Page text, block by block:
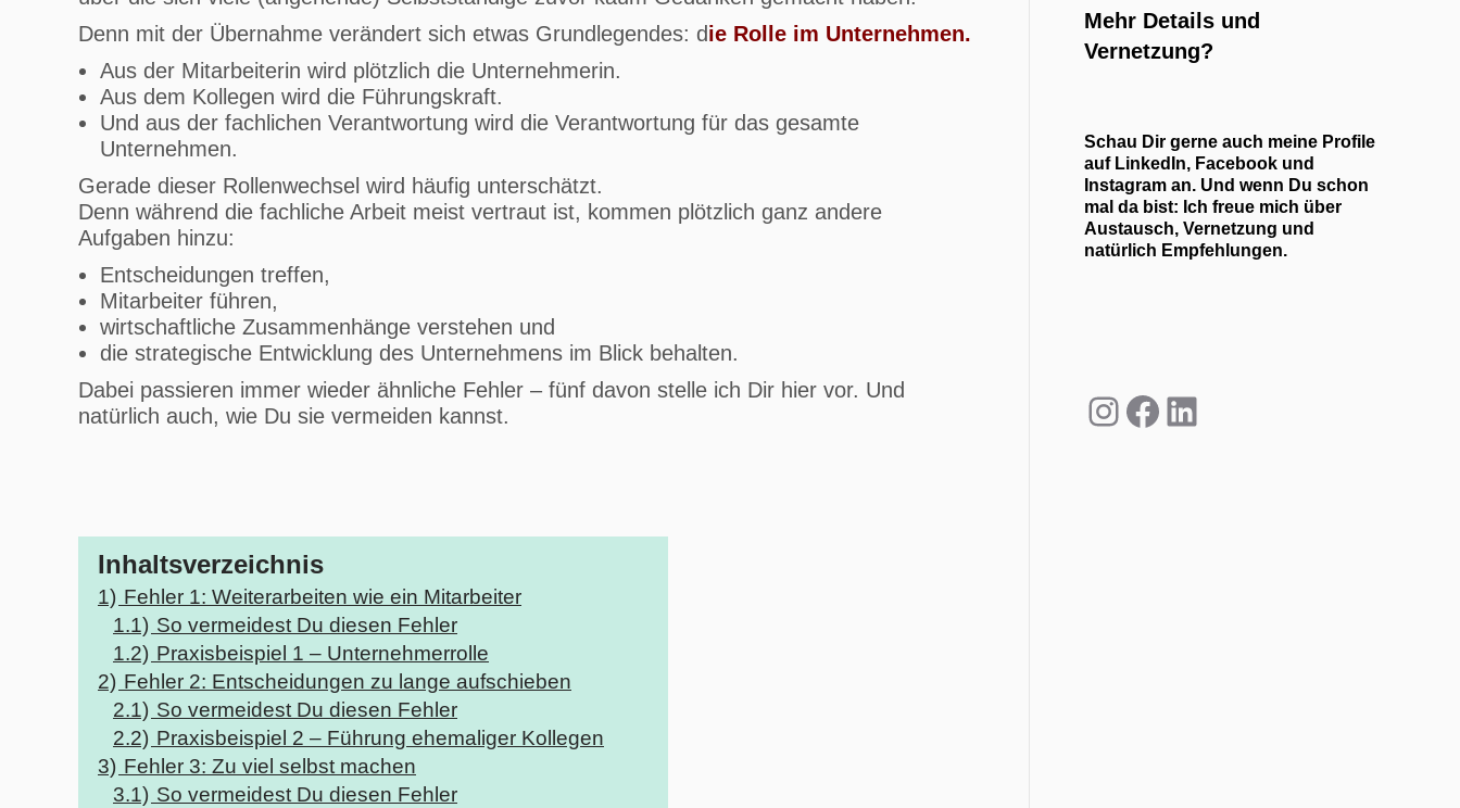
Denn mit der Übernahme verändert sich etwas Grundlegendes: die Rolle im Unternehmen.
Aus der Mitarbeiterin wird plötzlich die Unternehmerin.
Aus dem Kollegen wird die Führungskraft.
Und aus der fachlichen Verantwortung wird die Verantwortung für das gesamte
Unternehmen.
Gerade dieser Rollenwechsel wird häufig unterschätzt.
Denn während die fachliche Arbeit meist vertraut ist, kommen plötzlich ganz andere
Aufgaben hinzu:
Entscheidungen treffen,
Mitarbeiter führen,
wirtschaftliche Zusammenhänge verstehen und
die strategische Entwicklung des Unternehmens im Blick behalten.
Dabei passieren immer wieder ähnliche Fehler – fünf davon stelle ich Dir hier vor. Und
natürlich auch, wie Du sie vermeiden kannst.
Inhaltsverzeichnis
1) Fehler 1: Weiterarbeiten wie ein Mitarbeiter
1.1) So vermeidest Du diesen Fehler
1.2) Praxisbeispiel 1 – Unternehmerrolle
2) Fehler 2: Entscheidungen zu lange aufschieben
2.1) So vermeidest Du diesen Fehler
2.2) Praxisbeispiel 2 – Führung ehemaliger Kollegen
3) Fehler 3: Zu viel selbst machen
3.1) So vermeidest Du diesen Fehler
Mehr Details und
Vernetzung?
Schau Dir gerne auch meine Profile
auf LinkedIn, Facebook und
Instagram an. Und wenn Du schon
mal da bist: Ich freue mich über
Austausch, Vernetzung und
natürlich Empfehlungen.
Instagram
Facebook
LinkedIn